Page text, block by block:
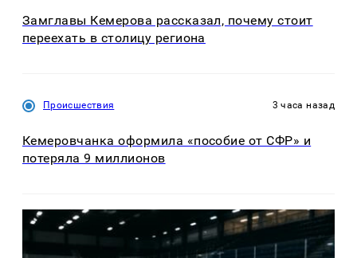
Замглавы Кемерова рассказал, почему стоит
переехать в столицу региона
Происшествия 3 часа назад
Кемеровчанка оформила «пособие от СФР» и
потеряла 9 миллионов